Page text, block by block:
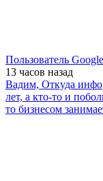
Пользователь Google
13 часов назад
Вадим, Откуда
лет, а кто-то и
то бизнесом